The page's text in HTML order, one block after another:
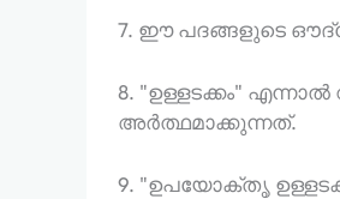
7. ഈ പദങ്ങളുടെ
8. "ഉള്ളടക്കം"
അർത്ഥമാക്കുന്നത്.
9. "ഉപയോക്തൃ